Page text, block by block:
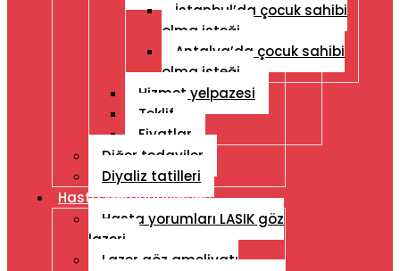
İstanbul’da çocuk sahibi
olma isteği
Antalya’da çocuk sahibi
olma isteği
Hizmet yelpazesi
Teklif
Fiyatlar
Diğer tedaviler
Diyaliz tatilleri
Hasta Memnuniyetleri
Hasta yorumları LASIK göz
lazeri
Lazer göz ameliyatı